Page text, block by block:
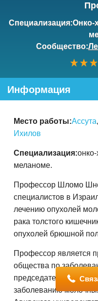
Специализация:Онко-
Сообщество:
Информация
Место работы:Ассута,
Ихилов
Специализация:
меланоме.
Профессор Шломо
специалистов в
лечению опухолей
рака толстого
опухолей брюшной
Профессор является
общества по
председателем
заболеванию